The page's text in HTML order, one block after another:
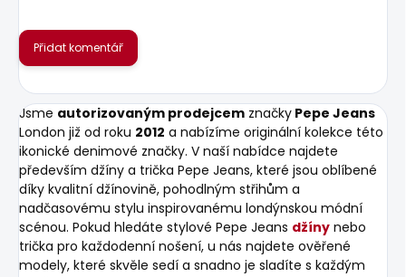
Přidat komentář
Jsme autorizovaným prodejcem značky Pepe Jeans
London již od roku 2012 a nabízíme originální kolekce této
ikonické denimové značky. V naší nabídce najdete
především džíny a trička Pepe Jeans, které jsou oblíbené
díky kvalitní džínovině, pohodlným střihům a
nadčasovému stylu inspirovanému londýnskou módní
scénou. Pokud hledáte stylové Pepe Jeans džíny nebo
trička pro každodenní nošení, u nás najdete ověřené
modely, které skvěle sedí a snadno je sladíte s každým